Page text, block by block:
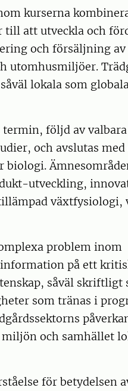
kurserna
till att utveckla och
och försäljning
utomhusmiljöer.
lokala som
följd av
och avslutas med
biologi.
utveckling,
växtfysiologi,
problem inom
på ett
såväl
som tränas i
och samhället
för betydelsen